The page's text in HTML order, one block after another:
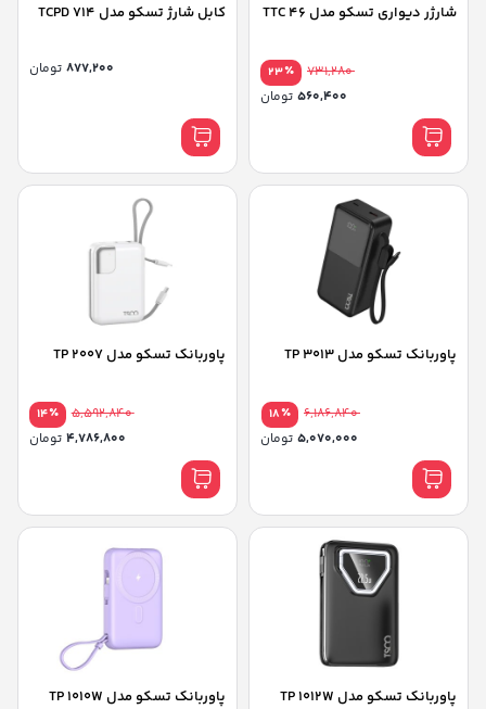
شارژر دیواری تسکو مدل TTC 46
٪23
731,280
تومان
کابل شارژ تسکو مدل TCPD 714
تومان
پاوربانک تسکو مدل TP 3013
٪18
6,186,840
تومان
پاوربانک تسکو مدل TP 2007
٪14
5,592,840
تومان
پاوربانک تسکو مدل TP 1012W پاوربانک تسکو مدل TP 1010W